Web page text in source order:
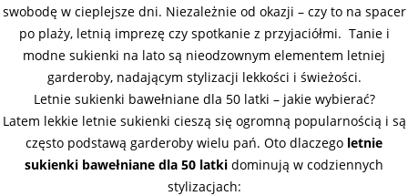
swobodę w cieplejsze dni. Niezależnie od okazji – czy to na spacer
po plaży, letnią imprezę czy spotkanie z przyjaciółmi. Tanie i
modne sukienki na lato są nieodzownym elementem letniej
garderoby, nadającym stylizacji lekkości i świeżości.
Letnie sukienki bawełniane dla 50 latki – jakie wybierać?
Latem lekkie letnie sukienki cieszą się ogromną popularnością i są
często podstawą garderoby wielu pań. Oto dlaczego letnie
sukienki bawełniane dla 50 latki dominują w codziennych
stylizacjach: